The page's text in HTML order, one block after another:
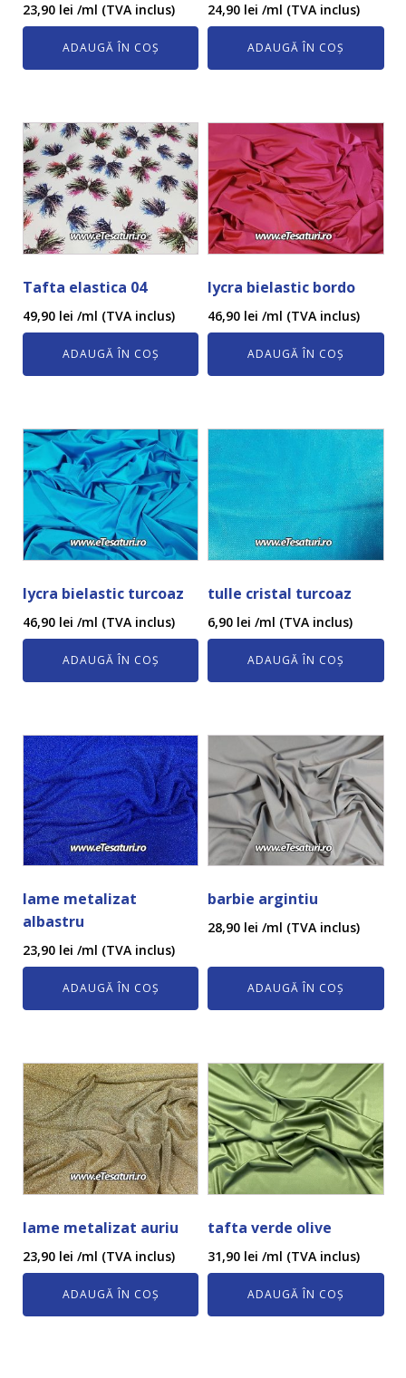
23,90 lei /ml (TVA inclus)
ADAUGĂ ÎN COȘ
24,90 lei /ml (TVA inclus)
ADAUGĂ ÎN COȘ
Tafta elastica 04
49,90 lei /ml (TVA inclus)
ADAUGĂ ÎN COȘ
lycra bielastic bordo
46,90 lei /ml (TVA inclus)
ADAUGĂ ÎN COȘ
lycra bielastic turcoaz
46,90 lei /ml (TVA inclus)
ADAUGĂ ÎN COȘ
tulle cristal turcoaz
6,90 lei /ml (TVA inclus)
ADAUGĂ ÎN COȘ
lame metalizat
albastru
23,90 lei /ml (TVA inclus)
ADAUGĂ ÎN COȘ
barbie argintiu
28,90 lei /ml (TVA inclus)
ADAUGĂ ÎN COȘ
lame metalizat auriu
23,90 lei /ml (TVA inclus)
ADAUGĂ ÎN COȘ
tafta verde olive
31,90 lei /ml (TVA inclus)
ADAUGĂ ÎN COȘ